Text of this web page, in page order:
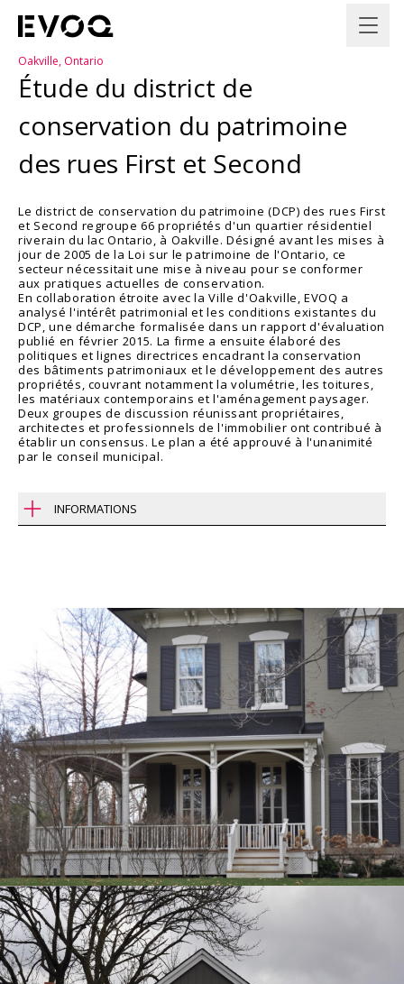
Oakville, Ontario
Étude du district de
conservation du patrimoine
des rues First et Second
Le district de conservation du patrimoine (DCP) des rues First
et Second regroupe 66 propriétés d'un quartier résidentiel
riverain du lac Ontario, à Oakville. Désigné avant les mises à
jour de 2005 de la Loi sur le patrimoine de l'Ontario, ce
secteur nécessitait une mise à niveau pour se conformer
aux pratiques actuelles de conservation.
En collaboration étroite avec la Ville d'Oakville, EVOQ a
analysé l'intérêt patrimonial et les conditions existantes du
DCP, une démarche formalisée dans un rapport d'évaluation
publié en février 2015. La firme a ensuite élaboré des
politiques et lignes directrices encadrant la conservation
des bâtiments patrimoniaux et le développement des autres
propriétés, couvrant notamment la volumétrie, les toitures,
les matériaux contemporains et l'aménagement paysager.
Deux groupes de discussion réunissant propriétaires,
architectes et professionnels de l'immobilier ont contribué à
établir un consensus. Le plan a été approuvé à l'unanimité
par le conseil municipal.
INFORMATIONS
Secteur public
Gouvernements & municipalités
Client
Ville de Oakville
Année
2015
Contact
Dima Cook
647 723-2030 / 604
Équipe
Rosanne Moss
Dima Cook